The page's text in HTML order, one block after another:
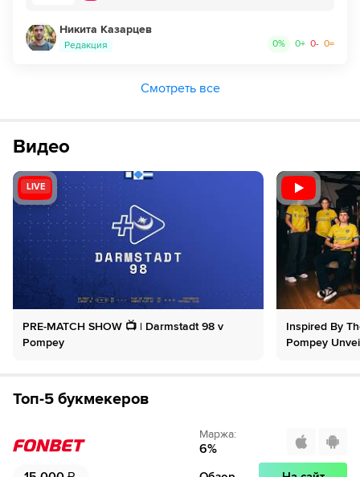
Никита Казарцев
Редакция 0% 0+ 0- 0=
Смотреть все
Видео
LIVE
PRE-MATCH SHOW 📺 | Darmstadt 98 v
Pompey
Inspired By
Pompey
Топ-5 букмекеров
Маржа:
6%